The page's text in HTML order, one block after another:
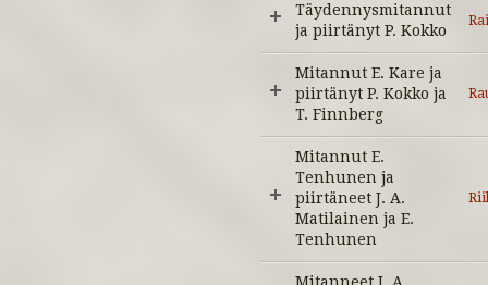
Täydennysmitannut
ja piirtänyt P. Kokko
Mitannut E. Kare ja
piirtänyt P. Kokko ja
T. Finnberg
Mitannut E.
Tenhunen ja
piirtäneet J. A.
Matilainen ja E.
Tenhunen